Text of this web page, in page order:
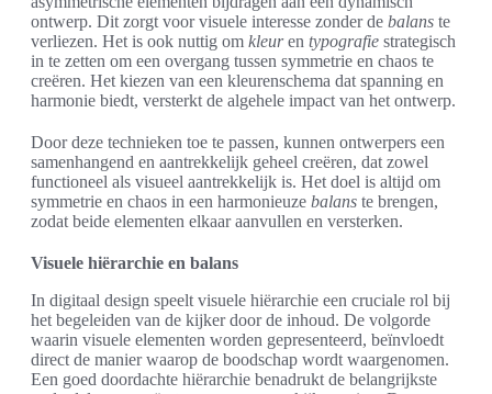
ontwerp. Dit zorgt voor visuele interesse zonder de balans te
verliezen. Het is ook nuttig om kleuren typografie strategisch
in te zetten om een overgang tussen symmetrie en chaos te
creëren. Het kiezen van een kleurenschema dat spanning en
harmonie biedt, versterkt de algehele impact van het ontwerp.
Door deze technieken toe te passen, kunnen ontwerpers een
samenhangend en aantrekkelijk geheel creëren, dat zowel
functioneel als visueel aantrekkelijk is. Het doel is altijd om
symmetrie en chaos in een harmonieuze balans te brengen,
zodat beide elementen elkaar aanvullen en versterken.
Visuele hiërarchie en balans
In digitaal design speelt visuele hiërarchie een cruciale rol bij
het begeleiden van de kijker door de inhoud. De volgorde
waarin visuele elementen worden gepresenteerd, beïnvloedt
direct de manier waarop de boodschap wordt waargenomen.
Een goed doordachte hiërarchie benadrukt de belangrijkste